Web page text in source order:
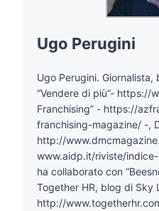
Ugo Perugini
Ugo Perugini.
“Vendere di più”- https://
Franchising” - https://
franchising-magazine/ -,
http://
www.aidp.it/riviste/
ha collaborato con
Together HR, blog di Sky
http://